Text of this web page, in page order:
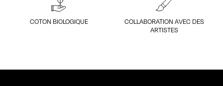
COTON BIOLOGIQUE
COLLABORATION AVEC DES
ARTISTES